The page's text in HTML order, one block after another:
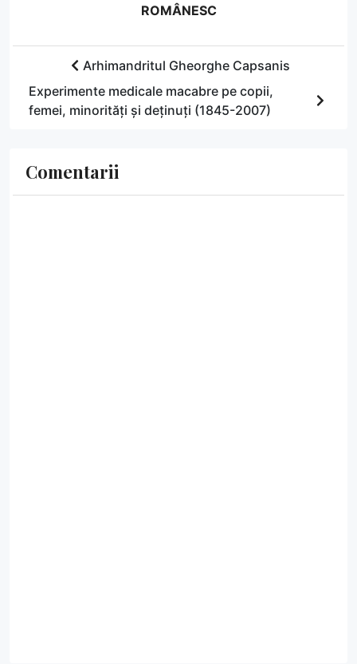
ROMÂNESC
Arhimandritul Gheorghe Capsanis
Experimente medicale macabre pe copii,
femei, minorități și deținuți (1845-2007)
Comentarii